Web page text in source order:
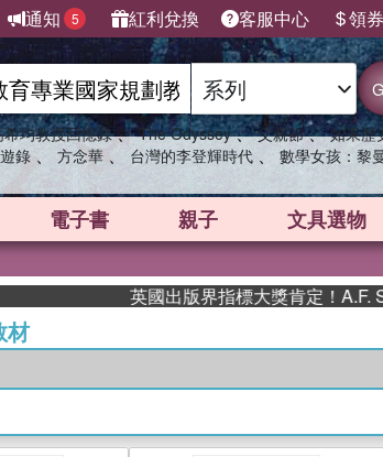
通知 5 紅利兌換 客服中心 領
希均教授回憶錄 、 The Odyssey 、 父親節 、 如果歷
錄 、 方念華 、 台灣的李登輝時代 、 數學女孩：黎
電子書 親子 文具選物
英國出版界指標大獎肯定！A.F.
材